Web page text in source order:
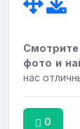
фото и
нас
0